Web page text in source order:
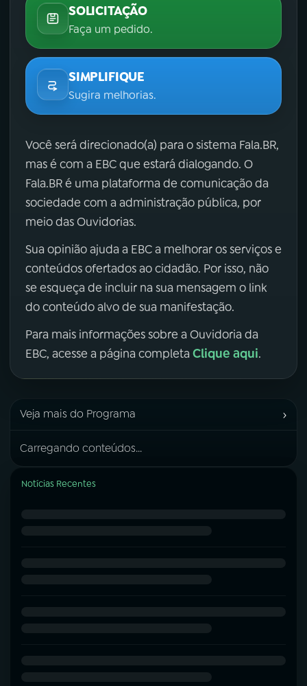
SOLICITAÇÃO
Faça um pedido.
SIMPLIFIQUE
Sugira melhorias.
Você será direcionado(a) para o sistema Fala.BR,
mas é com a EBC que estará dialogando. O
Fala.BR é uma plataforma de comunicação da
sociedade com a administração pública, por
meio das Ouvidorias.
Sua opinião ajuda a EBC a melhorar os serviços e
conteúdos ofertados ao cidadão. Por isso, não
se esqueça de incluir na sua mensagem o link
do conteúdo alvo de sua manifestação.
Para mais informações sobre a Ouvidoria da
EBC, acesse a página completa Clique aqui.
Veja mais do Programa ›
Carregando conteúdos...
Notícias Recentes